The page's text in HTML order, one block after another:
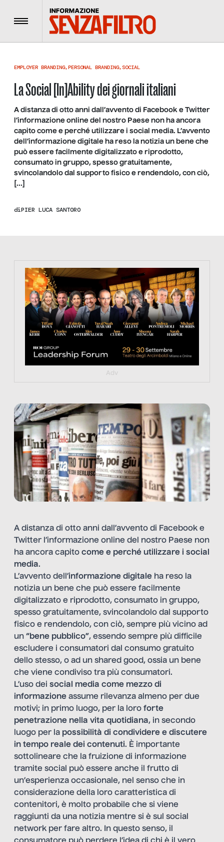
Menu
EMPLOYER BRANDING,PERSONAL BRANDING, SOCIAL
La Social [In]Ability dei giornali italiani
A distanza di otto anni dall’avvento di Facebook e Twitter
l’informazione online del nostro Paese non ha ancora
capito come e perché utilizzare i social media. L’avvento
dell’informazione digitale ha reso la notizia un bene che
può essere facilmente digitalizzato e riprodotto,
consumato in gruppo, spesso gratuitamente,
svincolandolo dal supporto fisico e rendendolo, con ciò,
[…]
diPIER LUCA SANTORO
https://tinyurl.com/363fvfm9
Adv
A distanza di otto anni dall’avvento di Facebook e
Twitter l’informazione online del nostro Paese non
ha ancora capito come e perché utilizzare i social
media.
L’avvento dell’informazione digitale ha reso la
notizia un bene che può essere facilmente
digitalizzato e riprodotto, consumato in gruppo,
spesso gratuitamente, svincolandolo dal supporto
fisico e rendendolo, con ciò, sempre più vicino ad
un “bene pubblico”, essendo sempre più difficile
escludere i consumatori dal consumo gratuito
dello stesso, o ad un shared good, ossia un bene
che viene condiviso tra più consumatori.
L’uso dei social media come mezzo di
informazione assume rilevanza almeno per due
motivi; in primo luogo, per la loro forte
penetrazione nella vita quotidiana, in secondo
luogo per la possibilità di condividere e discutere
in tempo reale dei contenuti. È importante
sottolineare che la fruizione di informazione
tramite social può essere anche il frutto di
un’esperienza occasionale, nel senso che in
considerazione della loro caratteristica di
contenitori, è molto probabile che si viene
raggiunti da una notizia mentre si è sul social
network per fare altro. In questo senso, il